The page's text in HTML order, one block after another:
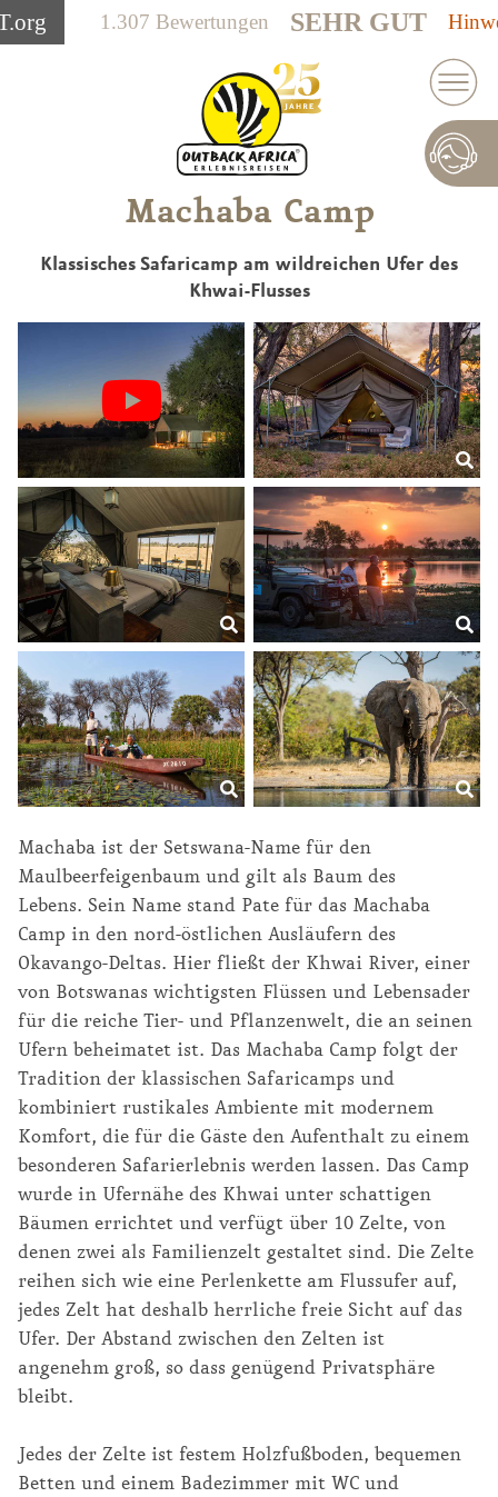
.org 1.307 Bewertungen SEHR GUT
Machaba Camp
Klassisches Safaricamp am wildreichen Ufer des
Khwai-Flusses
Machaba ist der Setswana-Name für den
Maulbeerfeigenbaum und gilt als Baum des
Lebens. Sein Name stand Pate für das Machaba
Camp in den nord-östlichen Ausläufern des
Okavango-Deltas. Hier fließt der Khwai River, einer
von Botswanas wichtigsten Flüssen und Lebensader
für die reiche Tier- und Pflanzenwelt, die an seinen
Ufern beheimatet ist. Das Machaba Camp folgt der
Tradition der klassischen Safaricamps und
kombiniert rustikales Ambiente mit modernem
Komfort, die für die Gäste den Aufenthalt zu einem
besonderen Safarierlebnis werden lassen. Das Camp
wurde in Ufernähe des Khwai unter schattigen
Bäumen errichtet und verfügt über 10 Zelte, von
denen zwei als Familienzelt gestaltet sind. Die Zelte
reihen sich wie eine Perlenkette am Flussufer auf,
jedes Zelt hat deshalb herrliche freie Sicht auf das
Ufer. Der Abstand zwischen den Zelten ist
angenehm groß, so dass genügend Privatsphäre
bleibt.
Jedes der Zelte ist festem Holzfußboden, bequemen
Betten und einem Badezimmer mit WC und